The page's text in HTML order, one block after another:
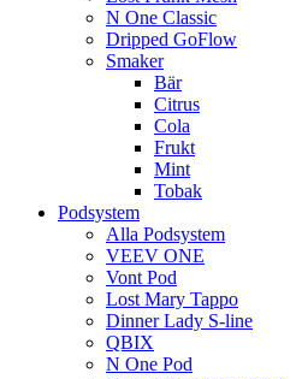
N One Classic
Dripped GoFlow
Smaker
Bär
Citrus
Cola
Frukt
Mint
Tobak
Podsystem
Alla Podsystem
VEEV ONE
Vont Pod
Lost Mary Tappo
Dinner Lady S-line
QBIX
N One Pod